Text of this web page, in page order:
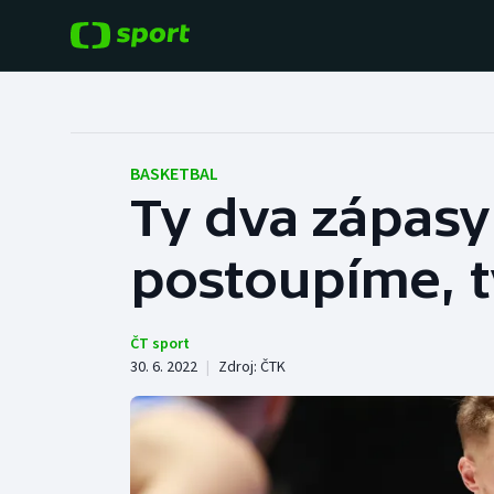
Hokej
Tenis
Cyklistika
Baseball a softbal
Basketbal
Boby a skeleton
BASKETBAL
Ty dva
postoupíme,
ČT sport
30. 6. 2022 | Zdroj: ČTK